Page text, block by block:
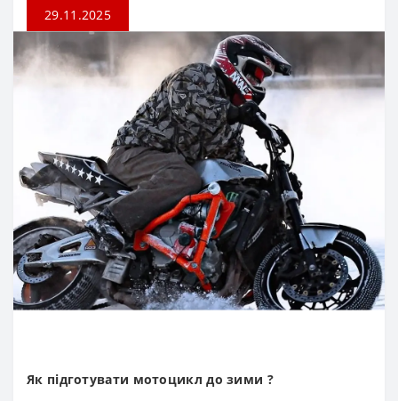
29.11.2025
Як підготувати мотоцикл до зими ?